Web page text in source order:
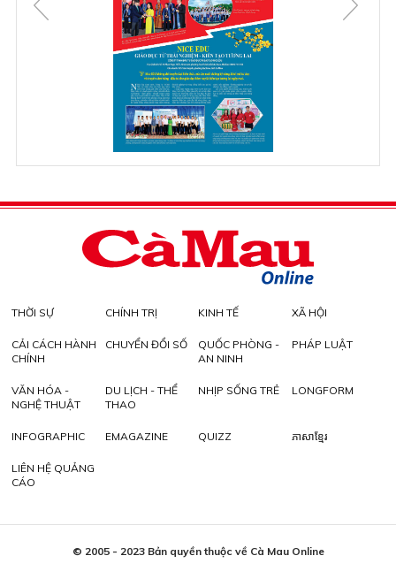
THỜI SỰ CHÍNH TRỊ KINH TẾ XÃ HỘI
CẢI CÁCH HÀNH
CHÍNH
CHUYỂN ĐỔI SỐ
QUỐC PHÒNG -
AN NINH
PHÁP LUẬT
VĂN HÓA -
NGHỆ THUẬT
DU LỊCH - THỂ
THAO
NHỊP SỐNG TRẺ LONGFORM
INFOGRAPHIC EMAGAZINE QUIZZ ភាសាខ្មែរ
LIÊN HỆ QUẢNG
CÁO
© 2005 - 2023 Bản quyền thuộc về Cà Mau Online